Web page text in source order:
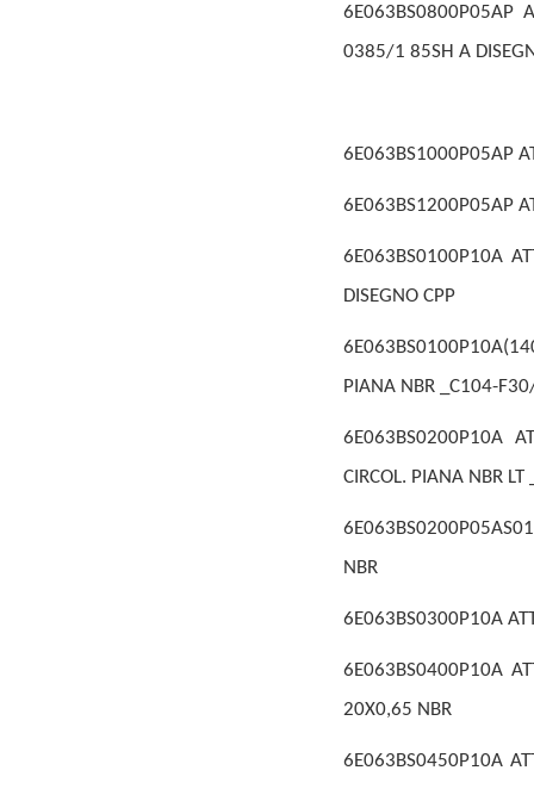
6E063BS0800P05AP
0385/1 85SH A
6E063BS1000P05AP
6E063BS1200P05AP
6E063BS0100P10A
DISEGNO CPP
PIANA NBR _C104-
6E063BS0200P10A
CIRCOL. PIANA NBR
NBR
6E063BS0300P10A
6E063BS0400P10A
20X0,65 NBR
6E063BS0450P10A